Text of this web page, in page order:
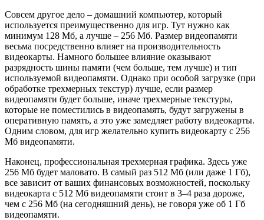
Совсем другое дело – домашний компьютер, который
используется преимущественно для игр. Тут нужно как
минимум 128 Мб, а лучше – 256 Мб. Размер видеопамяти
весьма посредственно влияет на производительность
видеокарты. Намного большее влияние оказывают
разрядность шины памяти (чем больше, тем лучше) и тип
используемой видеопамяти. Однако при особой загрузке (при
обработке трехмерных текстур) лучше, если размер
видеопамяти будет больше, иначе трехмерные текстуры,
которые не поместились в видеопамять, будут загружены в
оперативную память, а это уже замедляет работу видеокарты.
Одним словом, для игр желательно купить видеокарту с 256
Мб видеопамяти.
Наконец, профессиональная трехмерная графика. Здесь уже
256 Мб будет маловато. В самый раз 512 Мб (или даже 1 Гб),
все зависит от ваших финансовых возможностей, поскольку
видеокарта с 512 Мб видеопамяти стоит в 3–4 раза дороже,
чем с 256 Мб (на сегодняшний день), не говоря уже об 1 Гб
видеопамяти.